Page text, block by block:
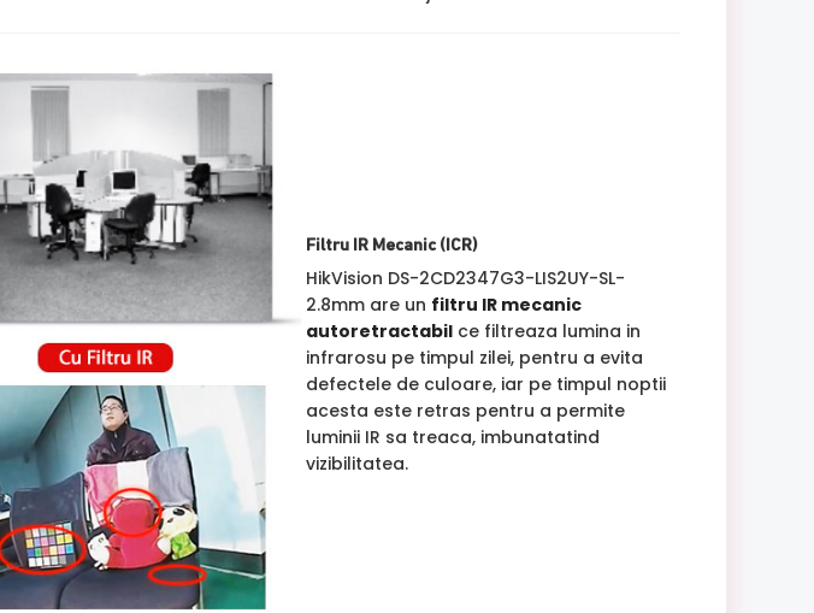
Filtru IR Mecanic (ICR)
HikVision DS-2CD2347G3-LIS2UY-SL-
2.8mm are un filtru IR mecanic
autoretractabilce filtreaza lumina in
infrarosu pe timpul zilei, pentru a evita
defectele de culoare, iar pe timpul noptii
acesta este retras pentru a permite
luminii IR sa treaca, imbunatatind
vizibilitatea.